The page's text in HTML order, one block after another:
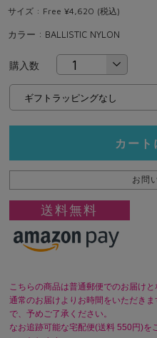
サイズ : Free ¥4,620 (税込)
カラー : BALLISTIC NYLON
購入数
カート
お問
送料無料
こちらの商品は普通郵便でのお届けと
通常のお届けよりお時間をいただき
で、予めご了承ください。
なお追跡可能な宅配便(送料 550円)を